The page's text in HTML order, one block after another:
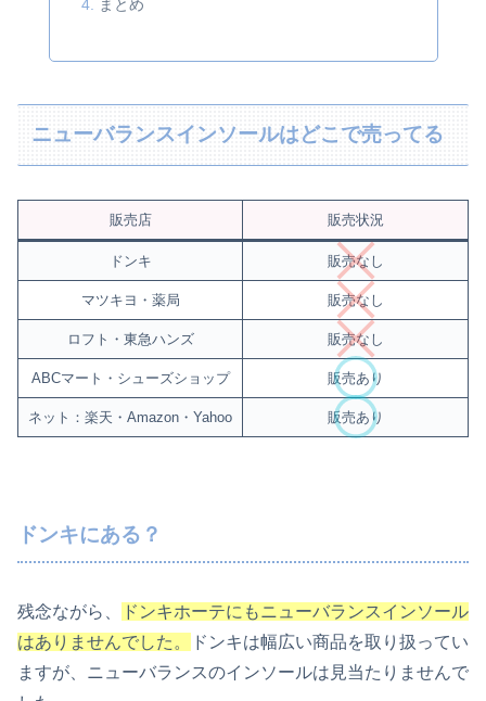
まとめ
ニューバランスインソールはどこで売ってる
販売店 販売状況
ドンキ 販売なし
マツキヨ・薬局 販売なし
ロフト・東急ハンズ 販売なし
ABCマート・シューズショップ 販売あり
ネット：楽天・Amazon・Yahoo 販売あり
ドンキにある？
残念ながら、
ドンキホーテにもニューバランスインソール
はありませんでした。
ドンキは幅広い商品を取り扱ってい
ますが、ニューバランスのインソールは見当たりませんで